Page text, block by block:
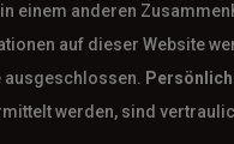
einem anderen
auf dieser Website
ausgeschlossen.
werden, sind